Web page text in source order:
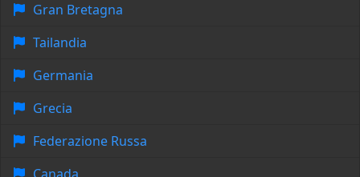
Gran Bretagna
Tailandia
Germania
Grecia
Federazione Russa